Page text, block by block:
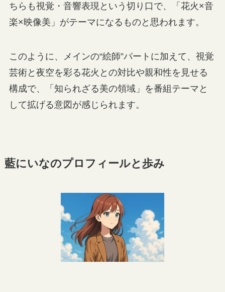
ちらも視覚・音響表現という切り口で、「花火×音
楽×映像美」がテーマになるものと思われます。
このように、メインの“絵師”パートに加えて、視覚
芸術と夜空を彩る花火との対比や親和性を見せる
構成で、「知られざる美の領域」を番組テーマと
して拡げる意図が感じられます。
藍にいなのプロフィールと歩み